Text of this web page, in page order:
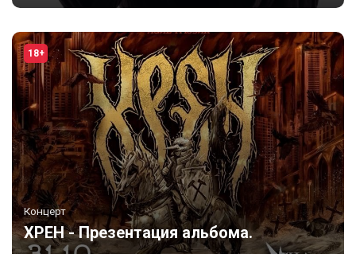
18+
Концерт
ХРЕН - Презентация альбома.